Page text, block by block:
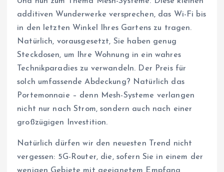
additiven Wunderwerke versprechen, das Wi-Fi bis
in den letzten Winkel Ihres Gartens zu tragen.
Natürlich, vorausgesetzt, Sie haben genug
Steckdosen, um Ihre Wohnung in ein wahres
Technikparadies zu verwandeln. Der Preis für
solch umfassende Abdeckung? Natürlich das
Portemonnaie – denn Mesh-Systeme verlangen
nicht nur nach Strom, sondern auch nach einer
großzügigen Investition.
Natürlich dürfen wir den neuesten Trend nicht
vergessen: 5G-Router, die, sofern Sie in einem der
wenigen Gebiete mit geeignetem Empfang